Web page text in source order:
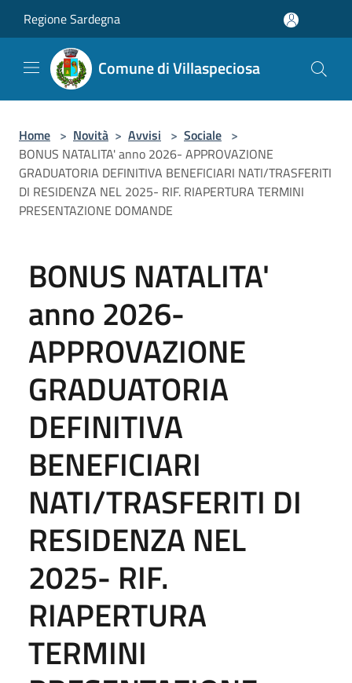
Regione Sardegna
Comune di Villaspeciosa
Home > Novità > Avvisi > Sociale >
BONUS NATALITA' anno 2026- APPROVAZIONE
GRADUATORIA DEFINITIVA BENEFICIARI NATI/TRASFERITI
DI RESIDENZA NEL 2025- RIF. RIAPERTURA TERMINI
PRESENTAZIONE DOMANDE
BONUS NATALITA'
anno 2026-
APPROVAZIONE
GRADUATORIA
DEFINITIVA
BENEFICIARI
NATI/TRASFERITI DI
RESIDENZA NEL
2025- RIF.
RIAPERTURA
TERMINI